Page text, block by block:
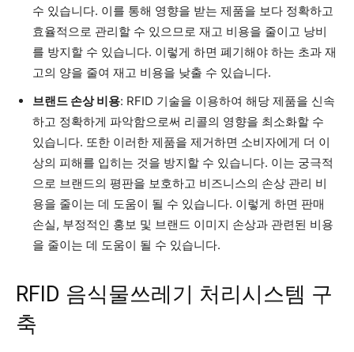
수 있습니다. 이를 통해 영향을 받는 제품을 보다 정확하고
효율적으로 관리할 수 있으므로 재고 비용을 줄이고 낭비
를 방지할 수 있습니다. 이렇게 하면 폐기해야 하는 초과 재
고의 양을 줄여 재고 비용을 낮출 수 있습니다.
브랜드 손상 비용: RFID 기술을 이용하여 해당 제품을 신속
하고 정확하게 파악함으로써 리콜의 영향을 최소화할 수
있습니다. 또한 이러한 제품을 제거하면 소비자에게 더 이
상의 피해를 입히는 것을 방지할 수 있습니다. 이는 궁극적
으로 브랜드의 평판을 보호하고 비즈니스의 손상 관리 비
용을 줄이는 데 도움이 될 수 있습니다. 이렇게 하면 판매
손실, 부정적인 홍보 및 브랜드 이미지 손상과 관련된 비용
을 줄이는 데 도움이 될 수 있습니다.
RFID 음식물쓰레기 처리시스템 구
축